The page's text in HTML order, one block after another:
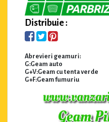
Distribuie :
Abrevieri geamuri:
G:Geam auto
G+V:Geam cu tenta verde
G+F:Geam fumuriu